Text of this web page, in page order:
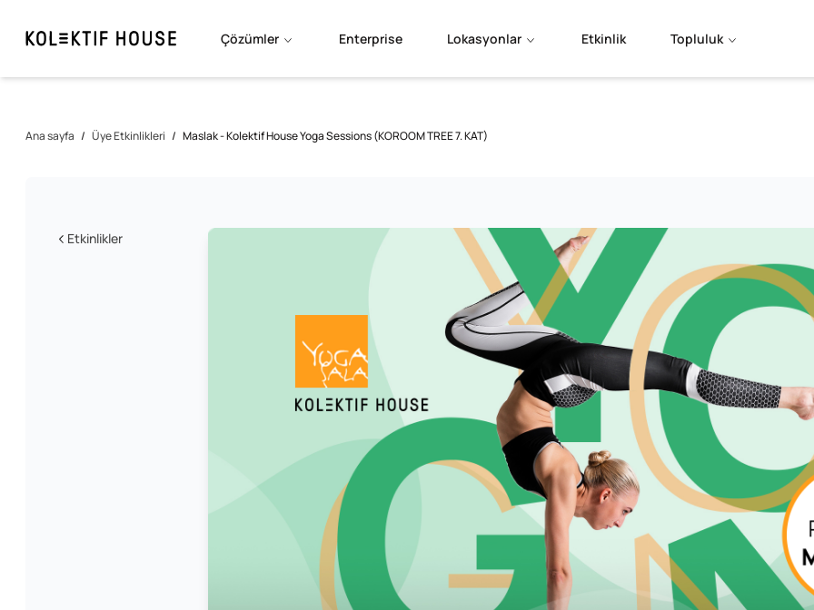
Çözümler Enterprise Lokasyonlar Etkinlik Topluluk
Ana sayfa / Üye Etkinlikleri / Maslak - Kolektif House Yoga Sessions (KOROOM TREE 7. KAT)
Etkinlikler